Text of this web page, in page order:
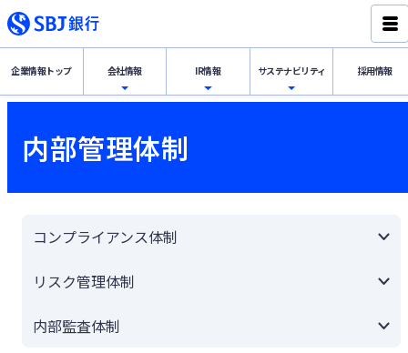
企業情報トップ 会社情報
会社情報
経営理念・代表挨拶
IR情報
IR情報
IR情報トップ
サステナビリティ
サステナビリテ
サステナビリティトップ
採用情報
内部管理体制
コンプライアンス体制
リスク管理体制
内部監査体制